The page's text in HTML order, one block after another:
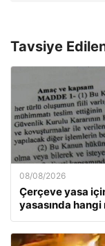
Tavsiye
08/08/2026
Çerçeve yasa
yasasında